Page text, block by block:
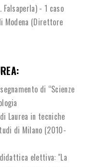
- 1 caso
Modena (Direttore
di “Scienze
Laurea in tecniche
di Milano (2010-
didattica elettiva: "La